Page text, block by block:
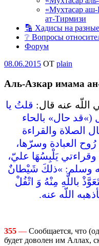
«Мухтасар
ат-Тирмизи
🔡 Хадисы на
❔ Вопросы
Форум
Опубликовано
08.06.2015 OT plain
Аль-Азкар имама
عنه قال‏:‏ قلتُ يا
حال‏»‏ بالحاء
الصلاة والقراءة
العبادة وسرّها،
يَلْبِسُهَا عليّ،
وسلم‏:‏ ‏»‏ذلكَ شَيْطانٌ
باللَّهِ مِنْهُ وَ اتْفُلْ
اللّه عنه‏.‏
355 — Сообщается, что
будет доволен им Аллах,